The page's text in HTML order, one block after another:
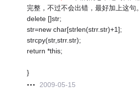
完整，不过不会出错，最好加上这句。
delete []str;
str=new char[strlen(strr.str)+1];
strcpy(str,strr.str);
return *this;
}
2009-05-15